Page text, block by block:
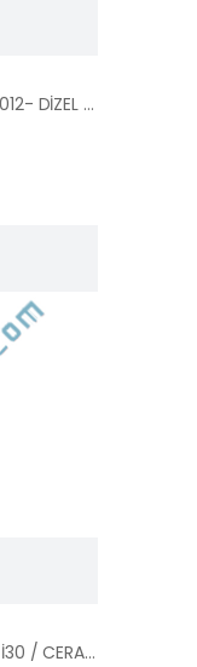
EGR VALFİ BLUE 2011- 1.6 / İ30 2012- DİZEL 24810-27250-GLOVIS
DEBRİYAJ BİLYASI 7 İLERİ BLUE / İ30 / CERATO / CEED DCT 41420-2D000-VALEO